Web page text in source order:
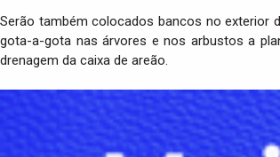
Serão também colocados bancos no exterior
gota-a-gota nas árvores e nos arbustos a
drenagem da caixa de areão.